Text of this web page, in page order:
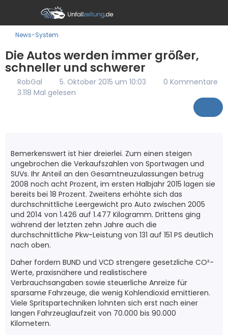
News-System
Die Autos werden immer größer,
schneller und schwerer
RobGal 5. Oktober 2015 um 10:03
0 Kommentare
3.118 Mal gelesen
Bemerkenswert ist hier dreierlei. Zum einen steigen
ungebrochen die Verkaufszahlen von Sportwagen und
SUVs. Ihr Anteil an den Gesamtneuzulassungen betrug
2008 noch acht Prozent, im ersten Halbjahr 2015 lagen sie
bereits bei 18 Prozent. Zweitens erhöhte sich das
durchschnittliche Leergewicht pro Auto zwischen 2005
und 2014 von 1.426 auf 1.477 Kilogramm. Drittens ging
während der letzten zehn Jahre auch die
durchschnittliche Pkw-Leistung von 131 auf 151 PS deutlich
nach oben.
Daher fordern BUND und VCD strengere gesetzliche CO²-
Werte, praxisnähere und realistischere
Verbrauchsangaben sowie steuerliche Anreize für
sparsame Fahrzeuge, die wenig Kohlendioxid emittieren.
Viele Spritspartechniken lohnten sich erst nach einer
langen Fahrzeuglaufzeit von 70.000 bis 90.000
Kilometern.